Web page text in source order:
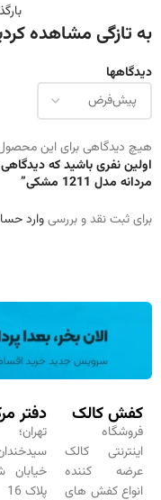
به تازگی مشاهده
دیدگاهها
هیچ دیدگاهی برای این
اولین نفری باشید که
مردانه مدل 1211 مشکی”
برای ثبت نقد و بررسیوارد
کفش کالک
فروشگاه
اینترنتی کالک
عرضه کننده
انواع کفش های
دفتر
تهران؛
خیابان
پلاک 16